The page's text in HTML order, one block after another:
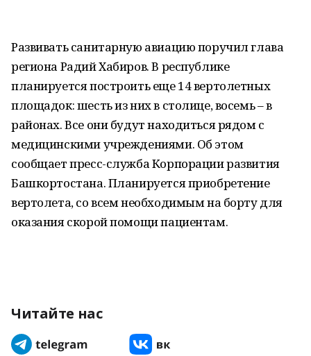
Развивать санитарную авиацию поручил глава
региона Радий Хабиров. В республике
планируется построить еще 14 вертолетных
площадок: шесть из них в столице, восемь – в
районах. Все они будут находиться рядом с
медицинскими учреждениями. Об этом
сообщает пресс-служба Корпорации развития
Башкортостана. Планируется приобретение
вертолета, со всем необходимым на борту для
оказания скорой помощи пациентам.
Читайте нас